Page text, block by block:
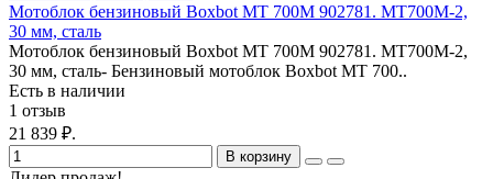
Мотоблок бензиновый Boxbot MT 700M 902781. MT700М-2,
30 мм, сталь
Мотоблок бензиновый Boxbot MT 700M 902781. MT700М-2,
30 мм, сталь- Бензиновый мотоблок Boxbot MT 700..
Есть в наличии
1 отзыв
21 839 ₽.
В корзину